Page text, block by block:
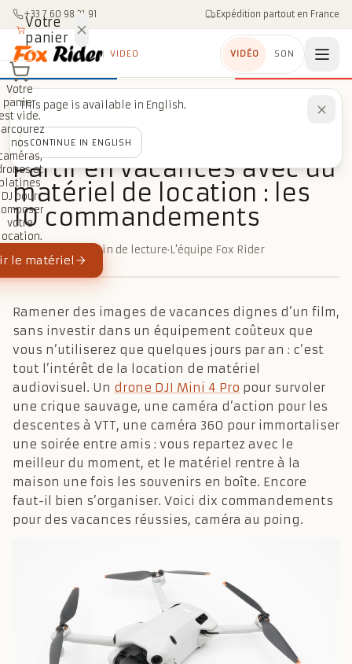
Aller au contenu
+33 7 60 98 21 91 Expédition partout en France
VIDEO VIDÉO SON
Accueil/Blog/ Voyage/ Partir en vacances avec du matériel de location : les 10 commandements
VOYAGE
Partir en vacances avec du
matériel de location : les
10 commandements
4 min de lecture·L'équipe Fox Rider
Ramener des images de vacances dignes d’un film,
sans investir dans un équipement coûteux que
vous n’utiliserez que quelques jours par an : c’est
tout l’intérêt de la location de matériel
audiovisuel. Un drone DJI Mini 4 Pro pour survoler
une crique sauvage, une caméra d’action pour les
descentes à VTT, une caméra 360 pour immortaliser
une soirée entre amis : vous repartez avec le
meilleur du moment, et le matériel rentre à la
maison une fois les souvenirs en boîte. Encore
faut-il bien s’organiser. Voici dix commandements
pour des vacances réussies, caméra au poing.
Votre
panier
Votre
panier
vide.
nos
et
DJ pour
votre
le matériel
This page is available in English.
CONTINUE IN ENGLISH